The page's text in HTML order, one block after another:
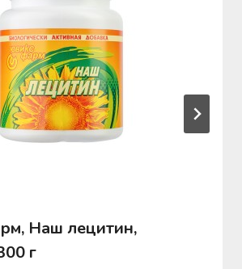
Наш лецитин,
г